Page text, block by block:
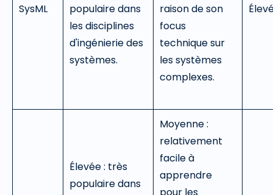
SysML
populaire dans
les disciplines
d'ingénierie des
systèmes.
raison de son
focus
technique sur
les systèmes
complexes.
Élevée : très
populaire dans
Moyenne :
relativement
facile à
apprendre